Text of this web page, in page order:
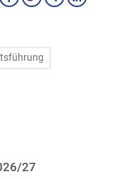
27